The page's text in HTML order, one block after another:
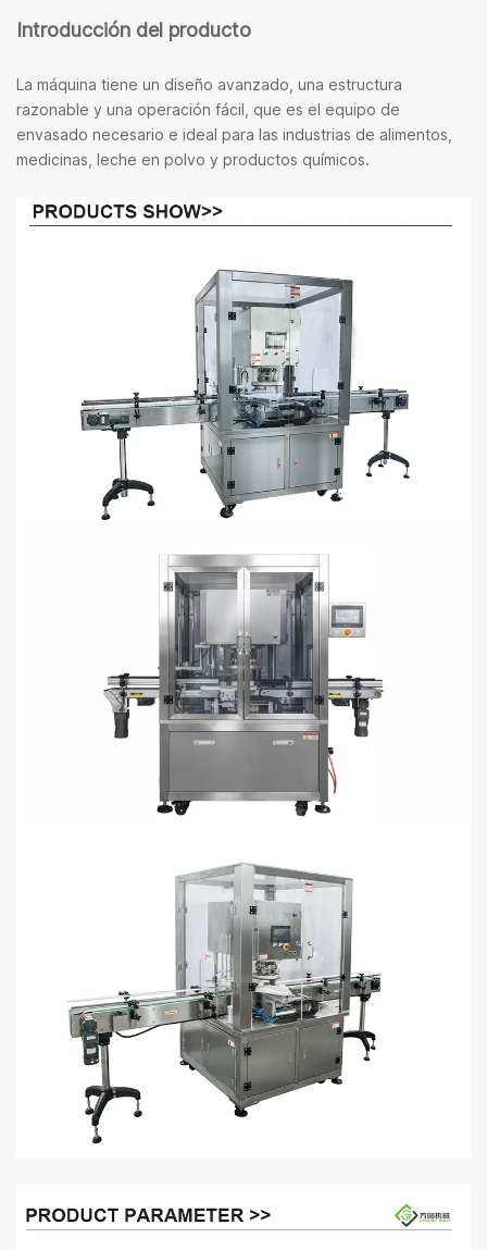
Introducción del producto
La máquina tiene un diseño avanzado, una estructura
razonable y una operación fácil, que es el equipo de
envasado necesario e ideal para las industrias de alimentos,
medicinas, leche en polvo y productos químicos.